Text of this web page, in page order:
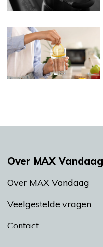
Over MAX Vandaag
Over MAX Vandaag
Veelgestelde vragen
Contact